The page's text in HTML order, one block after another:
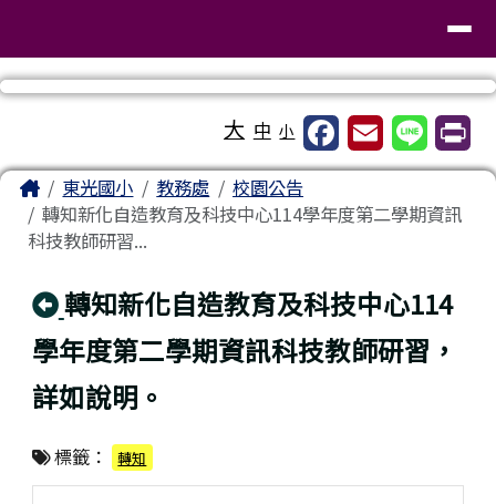
大 中 小
主內容區域
Home東光國小 教務處
校園公告
轉知新化自造教育及科技中心114學年度第二學期資訊
科技教師研習...
回上頁
轉知新化自造教育及科技中心114
學年度第二學期資訊科技教師研習，
詳如說明。
標籤： 轉知
頁尾區域